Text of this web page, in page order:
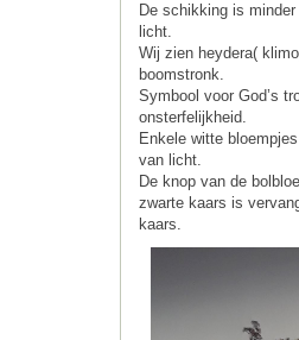
De schikking is
licht.
Wij zien heydera(
boomstronk.
Symbool voor God’s
onsterfelijkheid.
Enkele witte
van licht.
De knop van de
zwarte kaars is
kaars.